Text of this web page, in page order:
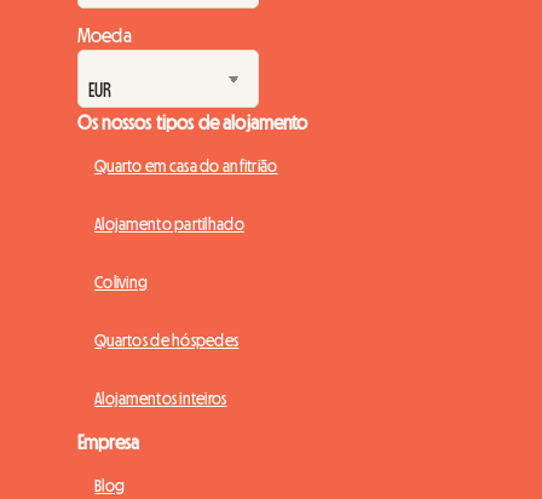
Moeda
Os nossos tipos de alojamento
Quarto em casa do anfitrião
Alojamento partilhado
Coliving
Quartos de hóspedes
Alojamentos inteiros
Empresa
Blog